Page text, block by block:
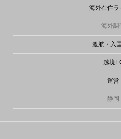
海外在住ラ
海外調
渡航・入
越境
運営
静岡